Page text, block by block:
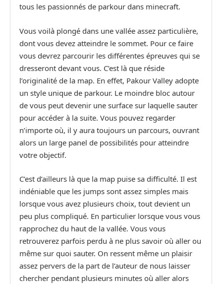
tous les passionnés de parkour dans minecraft.
Vous voilà plongé dans une vallée assez particulière,
dont vous devez atteindre le sommet. Pour ce faire
vous devrez parcourir les différentes épreuves qui se
dresseront devant vous. C’est là que réside
l’originalité de la map. En effet, Pakour Valley adopte
un style unique de parkour. Le moindre bloc autour
de vous peut devenir une surface sur laquelle sauter
pour accéder à la suite. Vous pouvez regarder
n’importe où, il y aura toujours un parcours, ouvrant
alors un large panel de possibilités pour atteindre
votre objectif.
C’est d’ailleurs là que la map puise sa difficulté. Il est
indéniable que les jumps sont assez simples mais
lorsque vous avez plusieurs choix, tout devient un
peu plus compliqué. En particulier lorsque vous vous
rapprochez du haut de la vallée. Vous vous
retrouverez parfois perdu à ne plus savoir où aller ou
même sur quoi sauter. On ressent même un plaisir
assez pervers de la part de l’auteur de nous laisser
chercher pendant plusieurs minutes où aller alors